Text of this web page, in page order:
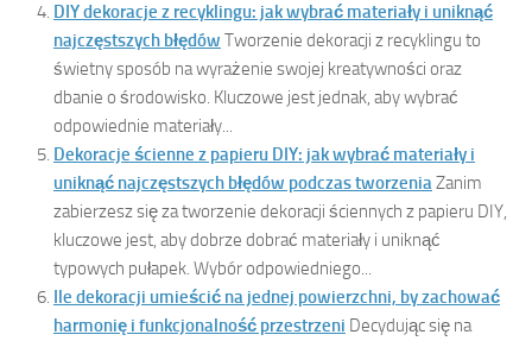
DIY dekoracje z recyklingu: jak wybrać materiały i uniknąć
najczęstszych błędów Tworzenie dekoracji z recyklingu to
świetny sposób na wyrażenie swojej kreatywności oraz
dbanie o środowisko. Kluczowe jest jednak, aby wybrać
odpowiednie materiały...
Dekoracje ścienne z papieru DIY: jak wybrać materiały i
uniknąć najczęstszych błędów podczas tworzeniaZanim
zabierzesz się za tworzenie dekoracji ściennych z papieru DIY,
kluczowe jest, aby dobrze dobrać materiały i uniknąć
typowych pułapek. Wybór odpowiedniego...
Ile dekoracji umieścić na jednej powierzchni, by zachować
harmonię i funkcjonalność przestrzeni Decydując się na